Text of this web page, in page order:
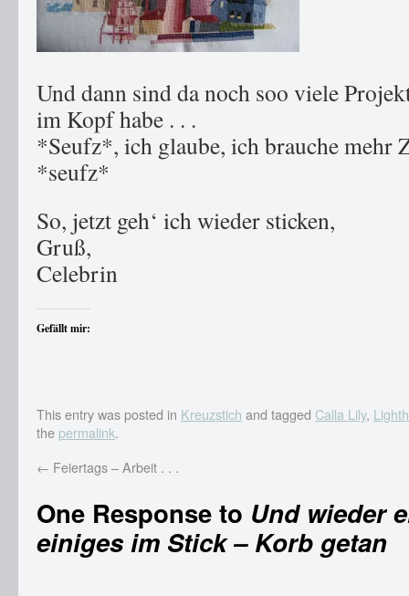
Und dann sind da noch soo viele
im Kopf habe . . .
*Seufz*, ich glaube, ich brauche mehr
*seufz*
So, jetzt geh‘ ich wieder sticken,
Gruß,
Celebrin
Gefällt mir:
This entry was posted in Kreuzstich and tagged Calla Lily,
the permalink.
← Feiertags – Arbeit . . .
One Response to Und wieder
einiges im Stick – Korb getan